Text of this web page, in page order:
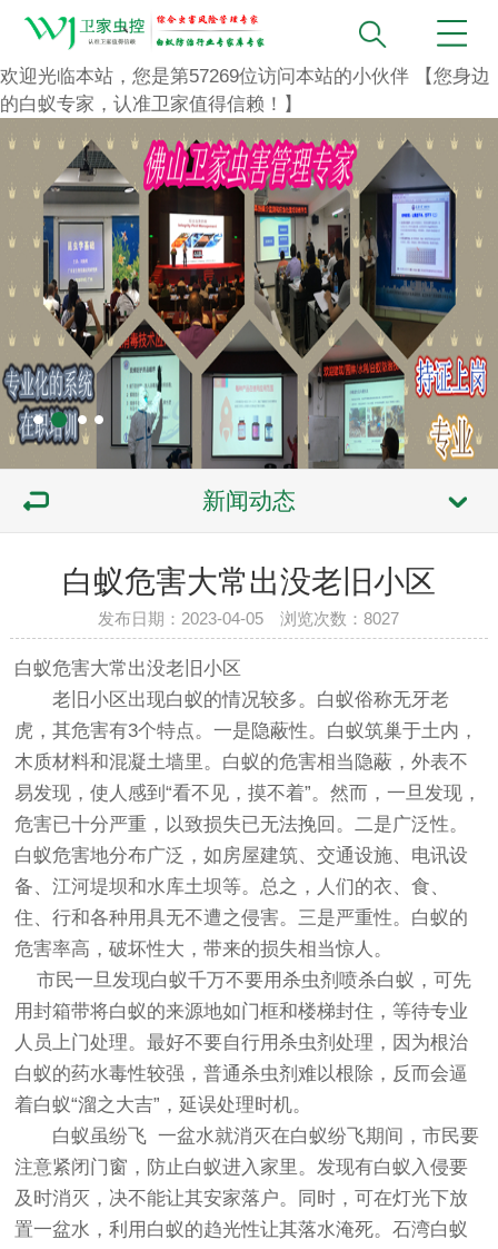
欢迎光临本站，您是第57269位访问本站的小伙伴
【您身边
的白蚁专家，认准卫家值得信赖！】
新闻动态
白蚁危害大常出没老旧小区
发布日期：2023-04-05 浏览次数：8027
白蚁危害大常出没老旧小区
老旧小区出现白蚁的情况较多。白蚁俗称无牙老
虎，其危害有3个特点。一是隐蔽性。白蚁筑巢于土内，
木质材料和混凝土墙里。白蚁的危害相当隐蔽，外表不
易发现，使人感到“看不见，摸不着”。然而，一旦发现，
危害已十分严重，以致损失已无法挽回。二是广泛性。
白蚁危害地分布广泛，如房屋建筑、交通设施、电讯设
备、江河堤坝和水库土坝等。总之，人们的衣、食、
住、行和各种用具无不遭之侵害。三是严重性。白蚁的
危害率高，破坏性大，带来的损失相当惊人。
市民一旦发现白蚁千万不要用杀虫剂喷杀白蚁，可先
用封箱带将白蚁的来源地如门框和楼梯封住，等待专业
人员上门处理。最好不要自行用杀虫剂处理，因为根治
白蚁的药水毒性较强，普通杀虫剂难以根除，反而会逼
着白蚁“溜之大吉”，延误处理时机。
白蚁虽纷飞 一盆水就消灭在白蚁纷飞期间，市民要
注意紧闭门窗，防止白蚁进入家里。发现有白蚁入侵要
及时消灭，决不能让其安家落户。同时，可在灯光下放
置一盆水，利用白蚁的趋光性让其落水淹死。石湾白蚁